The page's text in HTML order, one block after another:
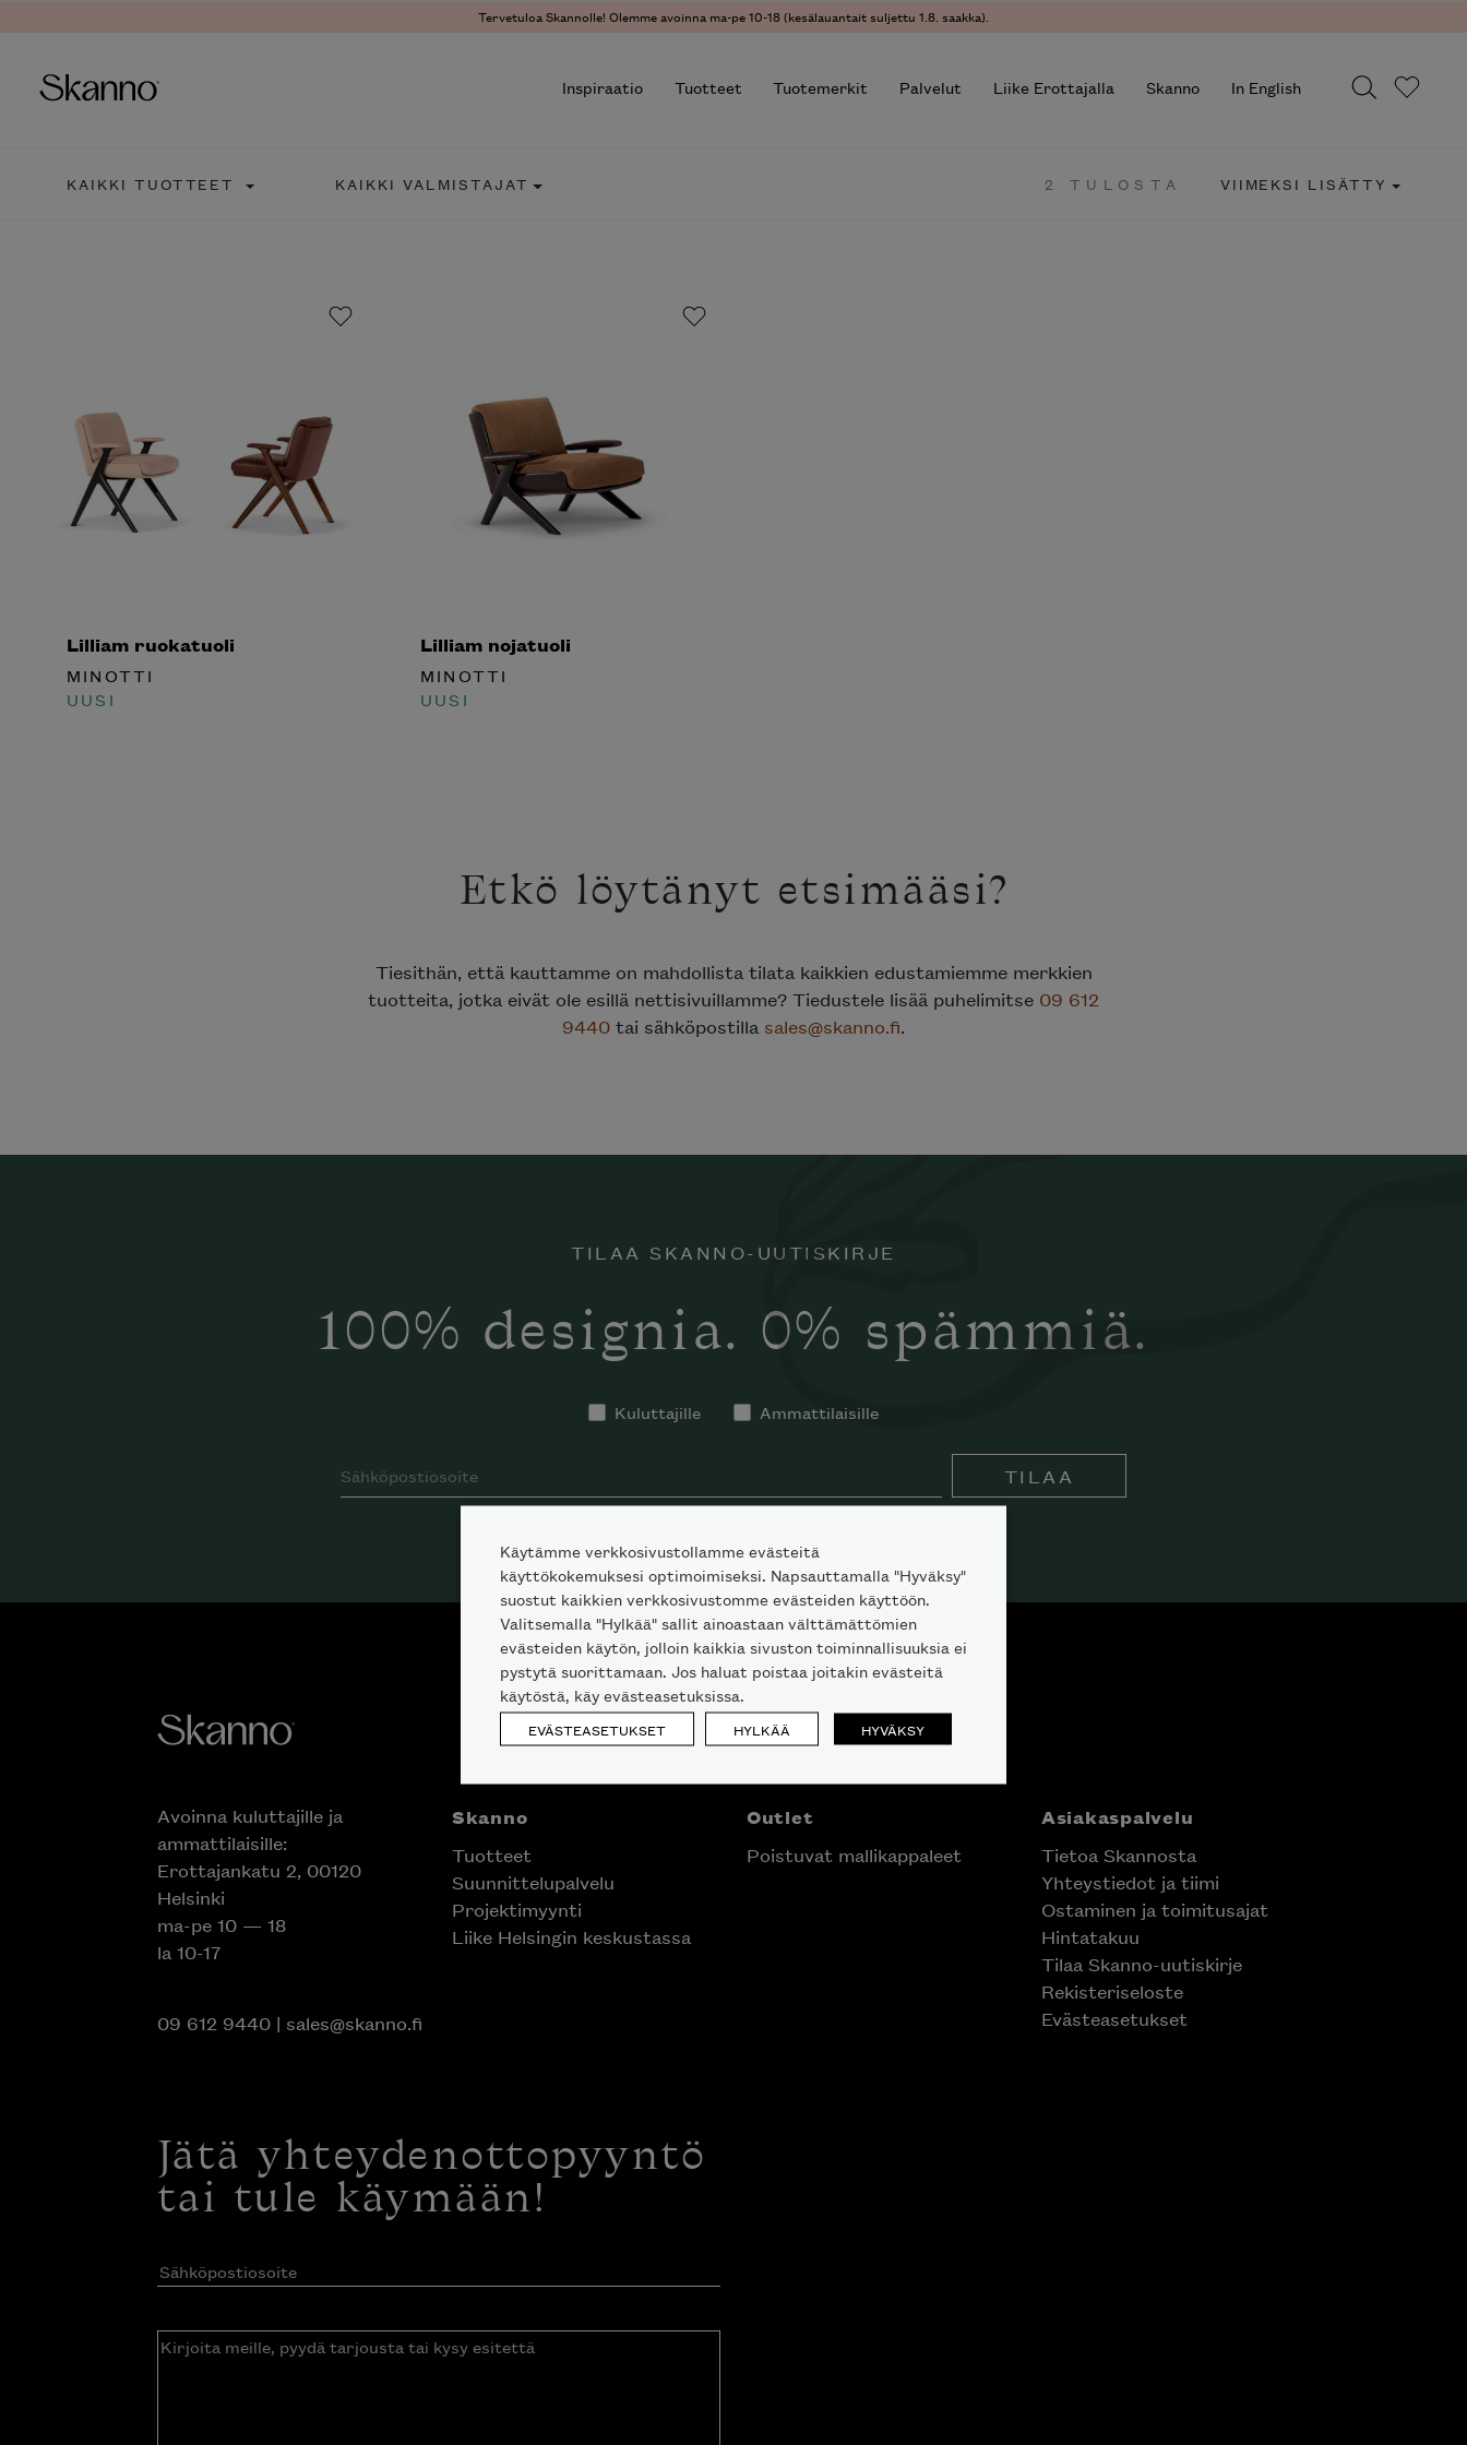
Tervetuloa Skannolle! Olemme avoinna ma-pe 10-18 (kesälauantait suljettu 1.8. saakka).
Inspiraatio Tuotteet Tuotemerkit Palvelut Liike Erottajalla Skanno In English
KAIKKI TUOTTEET KAIKKI VALMISTAJAT 2 TULOSTA VIIMEKSI LISÄTTY
Lilliam ruokatuoli
MINOTTI
UUSI
Lilliam nojatuoli
MINOTTI
UUSI
Etkö löytänyt etsimääsi?
Tiesithän, että kauttamme on mahdollista tilata kaikkien edustamiemme merkkien
tuotteita, jotka eivät ole esillä nettisivuillamme? Tiedustele lisää puhelimitse 09 612
9440 tai sähköpostilla sales@skanno.fi.
TILAA SKANNO-UUTISKIRJE
100% designia. 0% spämmiä.
Kuluttajille Ammattilaisille
TILAA
Avoinna kuluttajille ja
ammattilaisille:
Erottajankatu 2, 00120
Helsinki
ma-pe 10 — 18
la 10-17
09 612 9440| sales@skanno.fi
Skanno
Tuotteet
Suunnittelupalvelu
Projektimyynti
Liike Helsingin keskustassa
Outlet
Poistuvat mallikappaleet
Asiakaspalvelu
Tietoa Skannosta
Yhteystiedot ja tiimi
Ostaminen ja toimitusajat
Hintatakuu
Tilaa Skanno-uutiskirje
Rekisteriseloste
Evästeasetukset
Jätä yhteydenottopyyntö
tai tule käymään!
Sähköpostiosoite(Pakollinen)
Kirjoita
Käytämme verkkosivustollamme evästeitä
käyttökokemuksesi optimoimiseksi. Napsauttamalla "Hyväksy"
suostut kaikkien verkkosivustomme evästeiden käyttöön.
Valitsemalla "Hylkää" sallit ainoastaan välttämättömien
evästeiden käytön, jolloin kaikkia sivuston toiminnallisuuksia ei
pystytä suorittamaan. Jos haluat poistaa joitakin evästeitä
käytöstä, käy evästeasetuksissa.
EVÄSTEASETUKSET HYLKÄÄ HYVÄKSY